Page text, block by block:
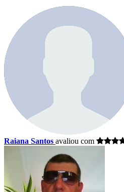
Raiana Santos avaliou com